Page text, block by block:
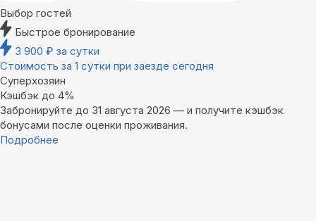
Выбор гостей
Быстрое бронирование
3 900 ₽ за сутки
Стоимость за 1 сутки при заезде сегодня
Суперхозяин
Кэшбэк до 4%
Забронируйте до 31 августа 2026 — и получите кэшбэк
бонусами после оценки проживания.
Подробнее